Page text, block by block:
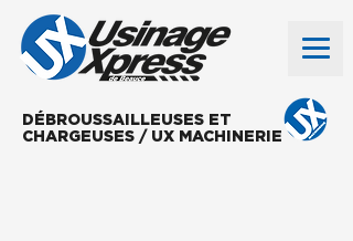
DÉBROUSSAILLEUSES ET
CHARGEUSES / UX MACHINERIE